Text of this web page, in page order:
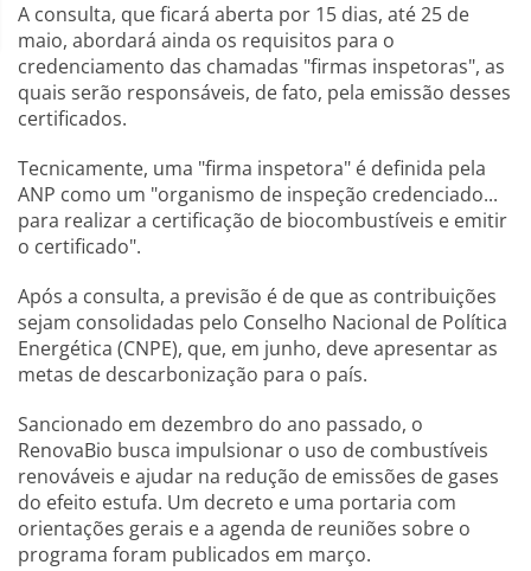
A consulta, que ficará aberta por 15 dias, até 25 de
maio, abordará ainda os requisitos para o
credenciamento das chamadas "firmas inspetoras", as
quais serão responsáveis, de fato, pela emissão desses
certificados.
Tecnicamente, uma "firma inspetora" é definida pela
ANP como um "organismo de inspeção credenciado...
para realizar a certificação de biocombustíveis e emitir
o certificado".
Após a consulta, a previsão é de que as contribuições
sejam consolidadas pelo Conselho Nacional de Política
Energética (CNPE), que, em junho, deve apresentar as
metas de descarbonização para o país.
Sancionado em dezembro do ano passado, o
RenovaBio busca impulsionar o uso de combustíveis
renováveis e ajudar na redução de emissões de gases
do efeito estufa. Um decreto e uma portaria com
orientações gerais e a agenda de reuniões sobre o
programa foram publicados em março.